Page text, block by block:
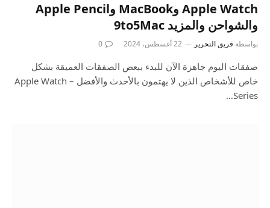
Apple Watch وMacBook وApple Pencil
والشواحن والمزيد 9to5Mac
بواسطة فريق التحرير 22 أغسطس، 2024 0
صفقات اليوم جاهزة الآن للبدء ببعض الصفقات العميقة بشكل
خاص للأشخاص الذين لا يهتمون بالأحدث والأفضل – Apple Watch
Series…